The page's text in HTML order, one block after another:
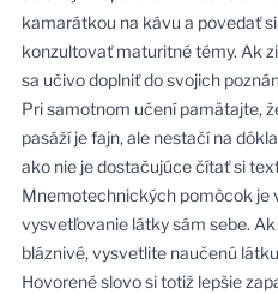
kamarátkou na kávu a povedať
konzultovať maturitné témy. Ak
sa učivo doplniť do svojich
Pri samotnom učení pamätajte,
pasáží je fajn, ale nestačí na
ako nie je dostačujúce čítať si
Mnemotechnických pomôcok je
vysvetľovanie látky sám sebe.
bláznivé, vysvetlite naučenú
Hovorené slovo si totiž lepšie